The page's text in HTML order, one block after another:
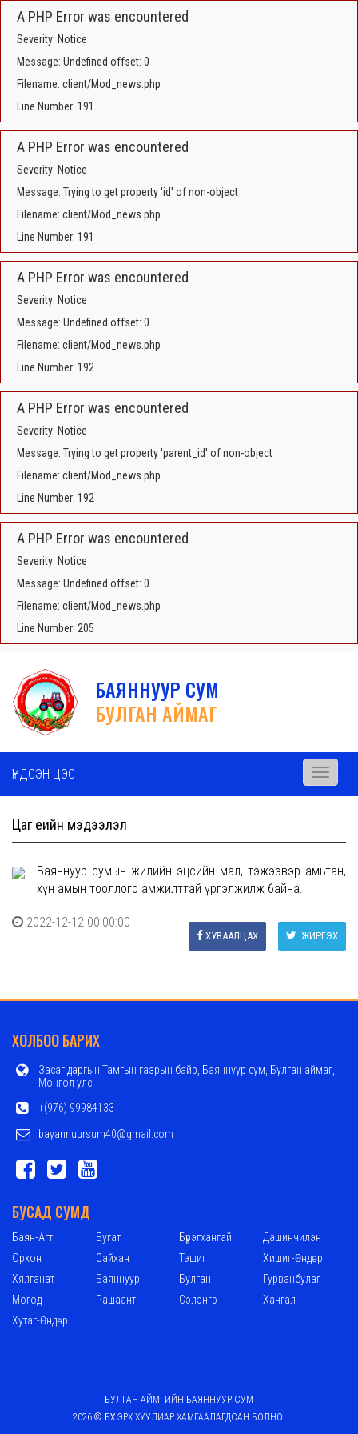
A PHP Error was encountered
Severity: Notice
Message: Undefined offset: 0
Filename: client/Mod_news.php
Line Number: 191
A PHP Error was encountered
Severity: Notice
Message: Trying to get property 'id' of non-object
Filename: client/Mod_news.php
Line Number: 191
A PHP Error was encountered
Severity: Notice
Message: Undefined offset: 0
Filename: client/Mod_news.php
Line Number: 192
A PHP Error was encountered
Severity: Notice
Message: Trying to get property 'parent_id' of non-object
Filename: client/Mod_news.php
Line Number: 192
A PHP Error was encountered
Severity: Notice
Message: Undefined offset: 0
Filename: client/Mod_news.php
Line Number: 205
БАЯННУУР СУМ
БУЛГАН АЙМАГ
ҮНДСЭН ЦЭС
Toggle
Цаг үеийн мэдээлэл
Баяннуур сумын жилийн эцсийн мал, тэжээвэр амьтан,
хүн амын тооллого амжилттай үргэлжилж байна.
2022-12-12 00:00:00
ЖИРГЭХ
ХУВААЛЦАХ
ХОЛБОО БАРИХ
Засаг даргын Тамгын газрын байр, Баяннуур сум, Булган аймаг,
Монгол улс
+(976) 99984133
bayannuursum40@gmail.com
БУСАД СУМД
Баян-Агт Бугат Бүрэгхангай
Дашинчилэн
Орхон
Сайхан Тэшиг
Хишиг-Өндөр
Хялганат
Баяннуур Булган
Гурванбулаг
Могод
Рашаант Сэлэнгэ
Хангал
Хутаг-Өндөр
БУЛГАН АЙМГИЙН БАЯННУУР СУМ
2026 © БҮХ ЭРХ ХУУЛИАР ХАМГААЛАГДСАН БОЛНО.